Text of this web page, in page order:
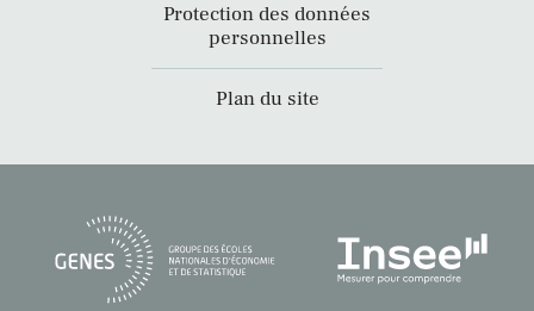
Protection des données
personnelles
Plan du site